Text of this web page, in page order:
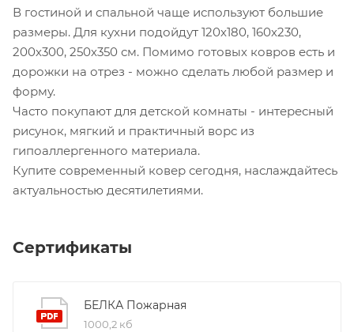
В гостиной и спальной чаще используют большие
размеры. Для кухни подойдут 120х180, 160х230,
200х300, 250х350 см. Помимо готовых ковров есть и
дорожки на отрез - можно сделать любой размер и
форму.
Часто покупают для детской комнаты - интересный
рисунок, мягкий и практичный ворс из
гипоаллергенного материала.
Купите современный ковер сегодня, наслаждайтесь
актуальностью десятилетиями.
Сертификаты
БЕЛКА Пожарная
1000,2 кб